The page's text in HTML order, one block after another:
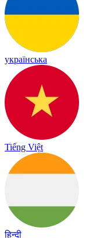
українська
Tiếng Việt
हिन्दी